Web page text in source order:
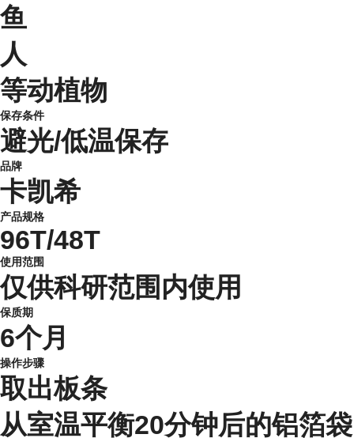
鱼
人
等动植物
保存条件
避光/低温保存
品牌
卡凯希
产品规格
96T/48T
使用范围
仅供科研范围内使用
保质期
6个月
操作步骤
取出板条
从室温平衡20分钟后的铝箔袋